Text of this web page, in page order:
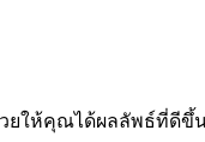
วยให้คุณได้ผลลัพธ์ที่ดีขึ้